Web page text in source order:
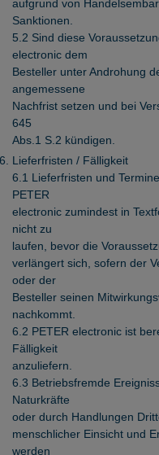
aufgrund von
Sanktionen.
5.2 Sind diese
electronic dem
Besteller unter Androhung
angemessene
Nachfrist setzen und bei
645
Abs.1 S.2 kündigen.
Lieferfristen / Fälligkeit
6.1 Lieferfristen und
PETER
electronic zumindest in
nicht zu
laufen, bevor die
verlängert sich, sofern der
oder der
Besteller seinen
nachkommt.
6.2 PETER electronic ist
Fälligkeit
anzuliefern.
6.3 Betriebsfremde
Naturkräfte
oder durch Handlungen
menschlicher Einsicht und
werden